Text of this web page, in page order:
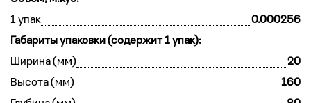
1 упак
0.000256
Габариты упаковки (содержит 1 упак):
Ширина (мм)
20
Высота (мм)
160